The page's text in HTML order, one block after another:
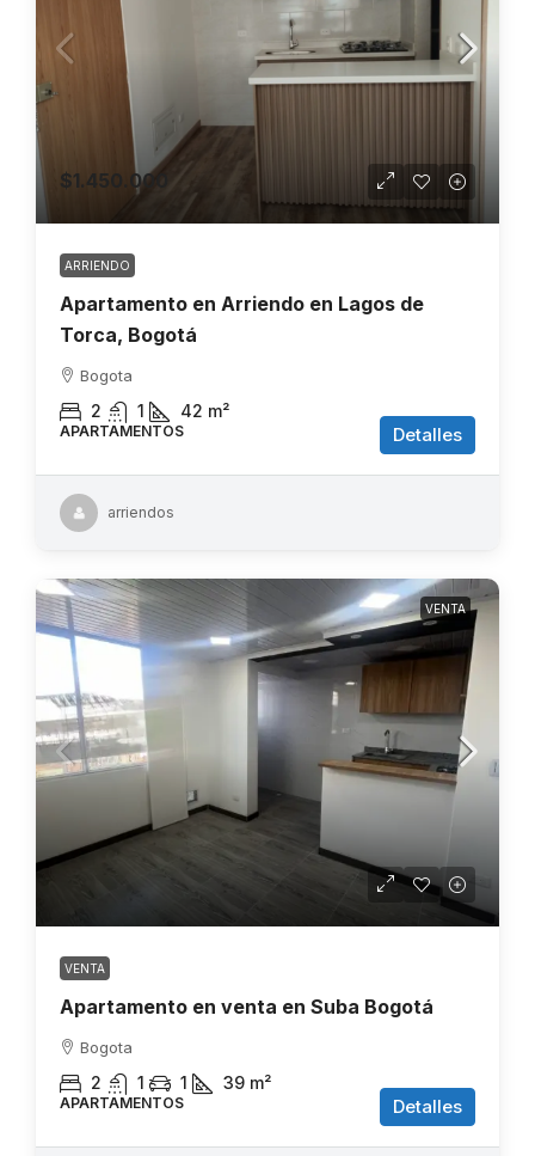
$1.450.000
ARRIENDO
Apartamento en Arriendo en Lagos de
Torca, Bogotá
Bogota
2 1 42 m²
APARTAMENTOS Detalles
arriendos
VENTA
VENTA
Apartamento en venta en Suba Bogotá
Bogota
2 1 1 39 m²
APARTAMENTOS Detalles